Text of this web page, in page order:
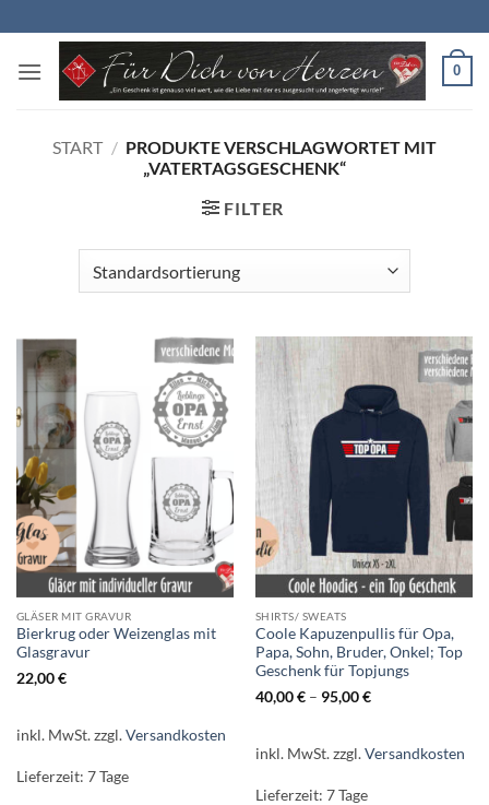
Inhalt
springen
0
START / PRODUKTE VERSCHLAGWORTET MIT
„VATERTAGSGESCHENK“
FILTER
GLÄSER MIT GRAVUR
Bierkrug oder Weizenglas mit
Glasgravur
22,00€
inkl. MwSt.zzgl.Versandkosten
Lieferzeit: 7 Tage
SHIRTS/ SWEATS
Coole Kapuzenpullis für Opa,
Papa, Sohn, Bruder, Onkel; Top
Geschenk für Topjungs
40,00€– 95,00€
inkl. MwSt.zzgl.Versandkosten
Lieferzeit: 7 Tage